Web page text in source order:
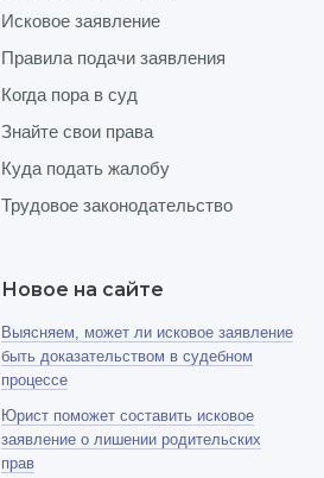
Исковое заявление
Правила подачи заявления
Когда пора в суд
Знайте свои права
Куда подать жалобу
Трудовое законодательство
Новое на сайте
Выясняем, может ли исковое заявление
быть доказательством в судебном
процессе
Юрист поможет составить исковое
заявление о лишении родительских
прав